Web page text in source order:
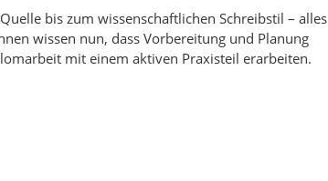
bis zum wissenschaftlichen Schreibstil – alles
wissen nun, dass Vorbereitung und Planung
mit einem aktiven Praxisteil erarbeiten.